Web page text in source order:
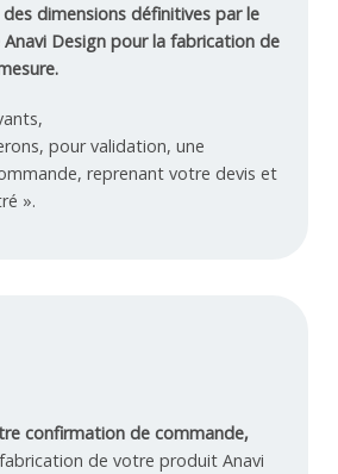
des dimensions définitives par le
Anavi Design pour la fabrication de
pour validation, une
reprenant votre devis et
».
confirmation de commande,
de votre produit Anavi